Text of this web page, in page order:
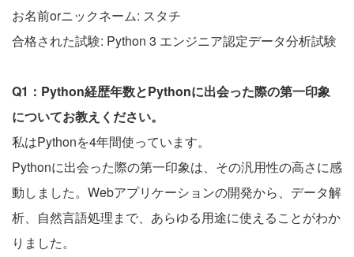
お名前orニックネーム: スタチ
合格された試験: Python 3 エンジニア認定データ分析試験
Q1：Python経歴年数とPythonに出会った際の第一印象
についてお教えください。
私はPythonを4年間使っています。
Pythonに出会った際の第一印象は、その汎用性の高さに感
動しました。Webアプリケーションの開発から、データ解
析、自然言語処理まで、あらゆる用途に使えることがわか
りました。